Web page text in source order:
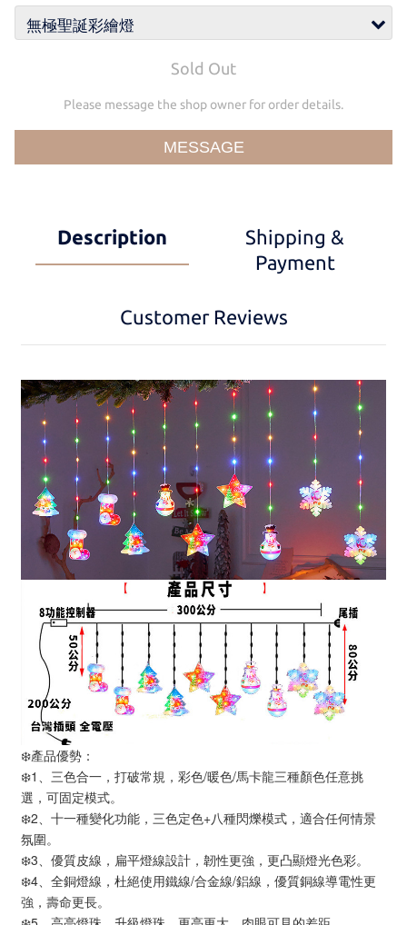
Sold Out
Please message the shop owner for order details.
MESSAGE
Description
Shipping &
Payment
Customer Reviews
❄️產品優勢：
❄️1、三色合一，打破常規，彩色/暖色/馬卡龍三種顏色任意挑
選，可固定模式。
❄️2、十一種變化功能，三色定色+八種閃爍模式，適合任何情景
氛圍。
❄️3、優質皮線，扁平燈線設計，韌性更強，更凸顯燈光色彩。
❄️4、全銅燈線，杜絕使用鐵線/合金線/鋁線，優質銅線導電性更
強，壽命更長。